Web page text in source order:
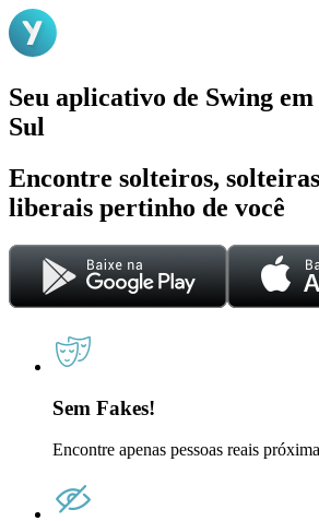
Seu aplicativo de Swing
Sul
Encontre solteiros,
liberais pertinho de você
Sem Fakes!
Encontre apenas pessoas reais